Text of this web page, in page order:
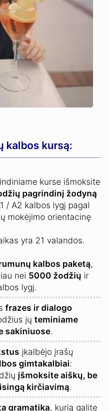
kalbos kursą:
kurse išmoksite
pagrindinį žodyną
/ A2 kalbos lygį pagal
mokėjimo orientacinę
yra 21 valandos.
kalbos paketą,
nei 5000 žodžių ir
lygį.
frazes ir dialogo
jų teminiame
sakiniuose.
įkalbėjo įrašų
gimtakalbiai:
įšmoksite aiškų, be
kirčiavimą.
gramatika, kurią galite